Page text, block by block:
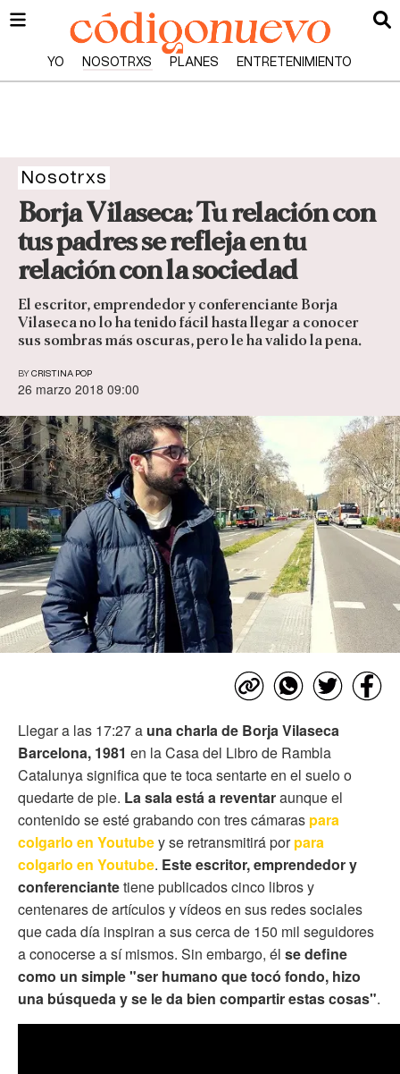
YO NOSOTRXS PLANES ENTRETENIMIENTO
Nosotrxs
Borja Vilaseca: Tu relación con
tus padres se refleja en tu
relación con la sociedad
El escritor, emprendedor y conferenciante Borja
Vilaseca no lo ha tenido fácil hasta llegar a conocer
sus sombras más oscuras, pero le ha valido la pena.
BY CRISTINA POP
26 marzo 2018 09:00
Llegar a las 17:27 a una charla de Borja Vilaseca
Barcelona, 1981 en la Casa del Libro de Rambla
Catalunya significa que te toca sentarte en el suelo o
quedarte de pie. La sala está a reventaraunque el
contenido se esté grabando con tres cámaras para
colgarlo en Youtubey se retransmitirá porpara
colgarlo en Youtube. Este escritor, emprendedor y
conferenciantetiene publicados cinco libros y
centenares de artículos y vídeos en sus redes sociales
que cada día inspiran a sus cerca de 150 mil seguidores
a conocerse a sí mismos. Sin embargo, él se define
como un simple "ser humano que tocó fondo, hizo
una búsqueda y se le da bien compartir estas cosas".